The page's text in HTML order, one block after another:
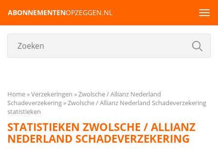
ABONNEMENTENOPZEGGEN.NL
Home Verzekeringen
Zwolsche / Allianz Nederland
Schadeverzekering
Zwolsche / Allianz Nederland Schadeverzekering
statistieken
STATISTIEKEN ZWOLSCHE / ALLIANZ
NEDERLAND SCHADEVERZEKERING